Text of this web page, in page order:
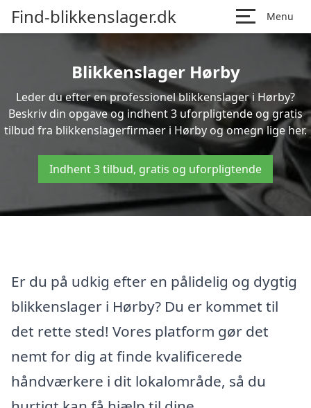
Find-blikkenslager.dk Menu
Blikkenslager Hørby
Leder du efter en professionel blikkenslager i Hørby?
Beskriv din opgave og indhent 3 uforpligtende og gratis
tilbud fra blikkenslagerfirmaer i Hørby og omegn lige her.
Indhent 3 tilbud, gratis og uforpligtende
Er du på udkig efter en pålidelig og dygtig
blikkenslager i Hørby? Du er kommet til
det rette sted! Vores platform gør det
nemt for dig at finde kvalificerede
håndværkere i dit lokalområde, så du